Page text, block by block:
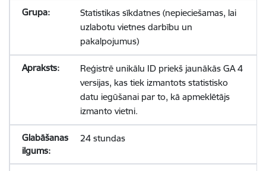
Statistikas sīkdatnes (nepieciešamas, lai
uzlabotu vietnes darbību un
pakalpojumus)
Reģistrē unikālu ID priekš jaunākās GA 4
versijas, kas tiek izmantots statistisko
datu iegūšanai par to, kā apmeklētājs
izmanto vietni.
24 stundas